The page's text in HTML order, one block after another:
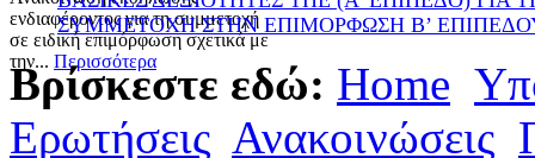
ενδιαφέροντος για τη συμμετοχή
σε ειδική επιμόρφωση σχετικά με
την... Περισσότερα
ΣΥΜΜΕΤΟΧΗ ΣΤΗΝ ΕΠΙΜΟΡΦΩΣΗ Β’
Βρίσκεστε εδώ: Home
Ερωτήσεις Ανακοινώσεις